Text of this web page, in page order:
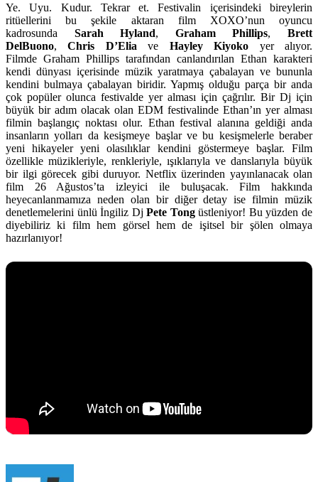
Ye. Uyu. Kudur. Tekrar et. Festivalin içerisindeki bireylerin
ritüellerini bu şekile aktaran film XOXO’nun oyuncu
kadrosunda Sarah Hyland, Graham Phillips,Brett
DelBuono,Chris D’Eliave Hayley Kiyoko yer alıyor.
Filmde Graham Phillips tarafından canlandırılan Ethan karakteri
kendi dünyası içerisinde müzik yaratmaya çabalayan ve bununla
kendini bulmaya çabalayan biridir. Yapmış olduğu parça bir anda
çok popüler olunca festivalde yer alması için çağrılır. Bir Dj için
büyük bir adım olacak olan EDM festivalinde Ethan’ın yer alması
filmin başlangıç noktası olur. Ethan festival alanına geldiği anda
insanların yolları da kesişmeye başlar ve bu kesişmelerle beraber
yeni hikayeler yeni olasılıklar kendini göstermeye başlar. Film
özellikle müzikleriyle, renkleriyle, ışıklarıyla ve danslarıyla büyük
bir ilgi görecek gibi duruyor. Netflix üzerinden yayınlanacak olan
film 26 Ağustos’ta izleyici ile buluşacak. Film hakkında
heyecanlanmamıza neden olan bir diğer detay ise filmin müzik
denetlemelerini ünlü İngiliz DjPete Tongüstleniyor! Bu yüzden de
diyebiliriz ki film hem görsel hem de işitsel bir şölen olmaya
hazırlanıyor!